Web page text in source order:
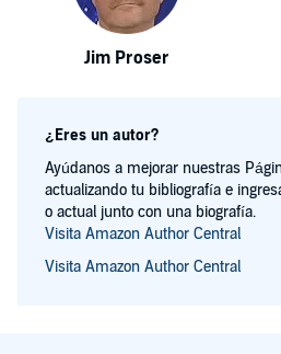
Jim Proser
¿Eres un autor?
Ayúdanos a mejorar nuestras
actualizando tu bibliografía e
o actual junto con una biografía.
Visita Amazon Author Central
Visita Amazon Author Central